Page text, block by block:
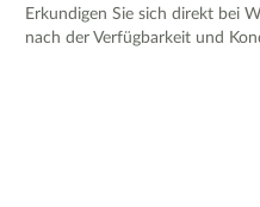
Erkundigen Sie sich direkt bei
nach der Verfügbarkeit und